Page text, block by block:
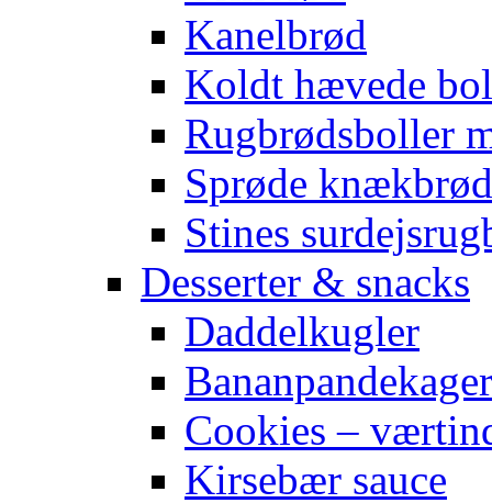
Kanelbrød
Koldt hævede
Rugbrødsboller
Sprøde knækbrød
Stines
Desserter & snacks
Daddelkugler
Bananpandekager
Cookies –
Kirsebær sauce